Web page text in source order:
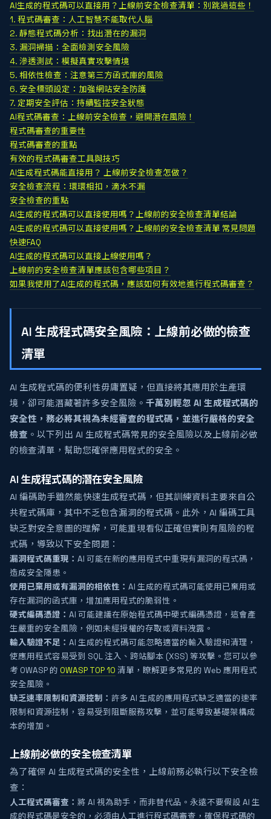
AI生成的程式碼可以直接用？上線前安全檢查清單：別跳過這些！
1. 程式碼審查：人工智慧不能取代人腦
2. 靜態程式碼分析：找出潛在的漏洞
3. 漏洞掃描：全面檢測安全風險
4. 滲透測試：模擬真實攻擊情境
5. 相依性檢查：注意第三方函式庫的風險
6. 安全標頭設定：加強網站安全防護
7. 定期安全評估：持續監控安全狀態
AI程式碼審查：上線前安全檢查，避開潛在風險！
程式碼審查的重要性
程式碼審查的重點
有效的程式碼審查工具與技巧
AI生成程式碼能直接用？ 上線前安全檢查怎做？
安全檢查流程：環環相扣，滴水不漏
安全檢查的重點
AI生成的程式碼可以直接使用嗎？上線前的安全檢查清單結論
AI生成的程式碼可以直接使用嗎？上線前的安全檢查清單 常見問題
快速FAQ
AI生成的程式碼可以直接上線使用嗎？
上線前的安全檢查清單應該包含哪些項目？
如果我使用了AI生成的程式碼，應該如何有效地進行程式碼審查？
AI 生成程式碼安全風險：上線前必做的檢查
清單
AI 生成程式碼的便利性毋庸置疑，但直接將其應用於生產環
境，卻可能潛藏著許多安全風險。 千萬別輕忽 AI 生成程式碼的
安全性，務必將其視為未經審查的程式碼，並進行嚴格的安全
檢查 。以下列出 AI 生成程式碼常見的安全風險以及上線前必做
的檢查清單，幫助您確保應用程式的安全。
AI 生成程式碼的潛在安全風險
AI 編碼助手雖然能快速生成程式碼，但其訓練資料主要來自公
共程式碼庫，其中不乏包含漏洞的程式碼。此外，AI 編碼工具
缺乏對安全意圖的理解，可能重現看似正確但實則有風險的程
式碼，導致以下安全問題：
漏洞程式碼重現： AI 可能在新的應用程式中重現有漏洞的程式碼，
造成安全隱患。
使用已棄用或有漏洞的相依性： AI 生成的程式碼可能使用已棄用或
存在漏洞的函式庫，增加應用程式的脆弱性。
硬式編碼憑證： AI 可能建議在原始程式碼中硬式編碼憑證，這會產
生嚴重的安全風險，例如未經授權的存取或資料洩露。
輸入驗證不足： AI 生成的程式碼可能忽略適當的輸入驗證和清理，
使應用程式容易受到 SQL 注入、跨站腳本 (XSS) 等攻擊。您可以參
考 OWASP 的 OWASP TOP 10 清單，瞭解更多常見的 Web 應用程式
安全風險。
缺乏速率限制和資源控制： 許多 AI 生成的應用程式缺乏適當的速率
限制和資源控制，容易受到阻斷服務攻擊，並可能導致基礎架構成
本的增加。
上線前必做的安全檢查清單
為了確保 AI 生成程式碼的安全性，上線前務必執行以下安全檢
查：
人工程式碼審查： 將 AI 視為助手，而非替代品。永遠不要假設 AI 生
成的程式碼是安全的，必須由人工進行程式碼審查，確保程式碼的